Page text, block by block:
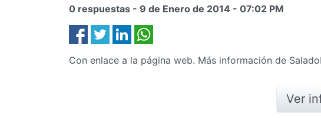
0 respuestas - 9 de Enero de 2014 - 07:02 PM
Con enlace a la página web. Más información de
Ver